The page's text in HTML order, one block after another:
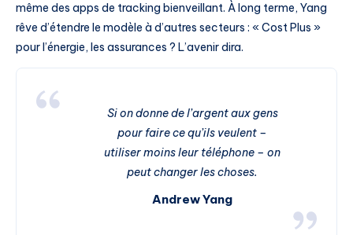
même des apps de tracking bienveillant. À long terme, Yang
rêve d’étendre le modèle à d’autres secteurs : « Cost Plus »
pour l’énergie, les assurances ? L’avenir dira.
Si on donne de l’argent aux gens
pour faire ce qu’ils veulent –
utiliser moins leur téléphone – on
peut changer les choses.
Andrew Yang